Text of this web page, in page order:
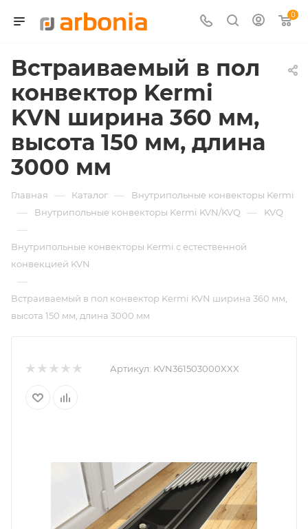
0
Встраиваемый в пол
конвектор Kermi
KVN ширина 360 мм,
высота 150 мм, длина
3000 мм
Главная — Каталог — Внутрипольные конвекторы Kermi
— Внутрипольные конвекторы Kermi KVN/KVQ — KVQ
—
Внутрипольные конвекторы Kermi с естественной
конвекцией KVN
—
Встраиваемый в пол конвектор Kermi KVN ширина 360 мм,
высота 150 мм, длина 3000 мм
Артикул: KVN361503000XXX